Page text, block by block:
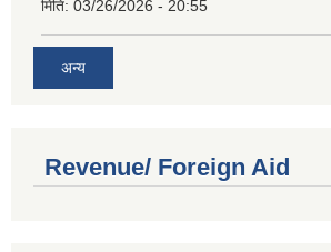
मिति: 03/26/2026 - 20:55
अन्य
Revenue/ Foreign Aid